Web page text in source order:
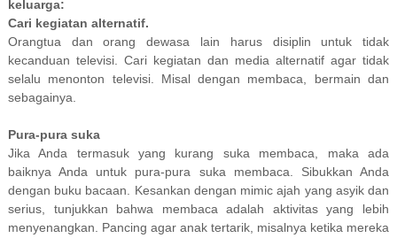
keluarga:
Cari kegiatan alternatif.
Orangtua dan orang dewasa lain harus disiplin untuk tidak
kecanduan televisi. Cari kegiatan dan media alternatif agar tidak
selalu menonton televisi. Misal dengan membaca, bermain dan
sebagainya.
Pura-pura suka
Jika Anda termasuk yang kurang suka membaca, maka ada
baiknya Anda untuk pura-pura suka membaca. Sibukkan Anda
dengan buku bacaan. Kesankan dengan mimic ajah yang asyik dan
serius, tunjukkan bahwa membaca adalah aktivitas yang lebih
menyenangkan. Pancing agar anak tertarik, misalnya ketika mereka